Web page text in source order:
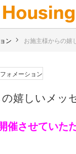
ン お施主様からの嬉
ォメーション
嬉しいメッ
催させていた